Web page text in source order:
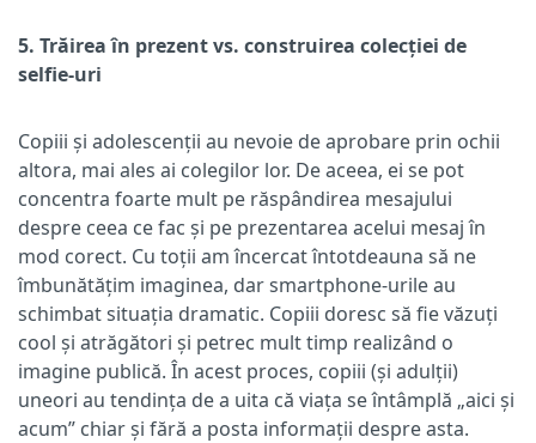
5. Trăirea în prezent vs. construirea colecției de
selfie-uri
Copiii și adolescenții au nevoie de aprobare prin ochii
altora, mai ales ai colegilor lor. De aceea, ei se pot
concentra foarte mult pe răspândirea mesajului
despre ceea ce fac și pe prezentarea acelui mesaj în
mod corect. Cu toții am încercat întotdeauna să ne
îmbunătățim imaginea, dar smartphone-urile au
schimbat situația dramatic. Copiii doresc să fie văzuți
cool și atrăgători și petrec mult timp realizând o
imagine publică. În acest proces, copiii (și adulții)
uneori au tendința de a uita că viața se întâmplă „aici și
acum” chiar și fără a posta informații despre asta.